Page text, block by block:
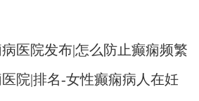
医院发布|怎么防止癫痫频繁
院|排名-女性癫痫病人在妊